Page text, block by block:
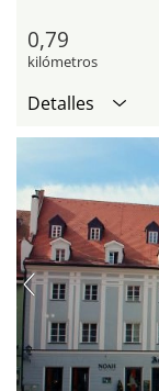
0,79
kilómetros
Detalles